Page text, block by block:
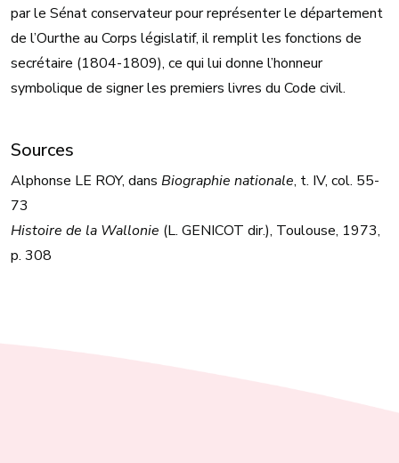
par le Sénat conservateur pour représenter le département
de l’Ourthe au Corps législatif, il remplit les fonctions de
secrétaire (1804-1809), ce qui lui donne l’honneur
symbolique de signer les premiers livres du Code civil.
Sources
Alphonse LE ROY, dans Biographie nationale, t. IV, col. 55-
73
Histoire de la Wallonie (L. GENICOT dir.), Toulouse, 1973,
p. 308